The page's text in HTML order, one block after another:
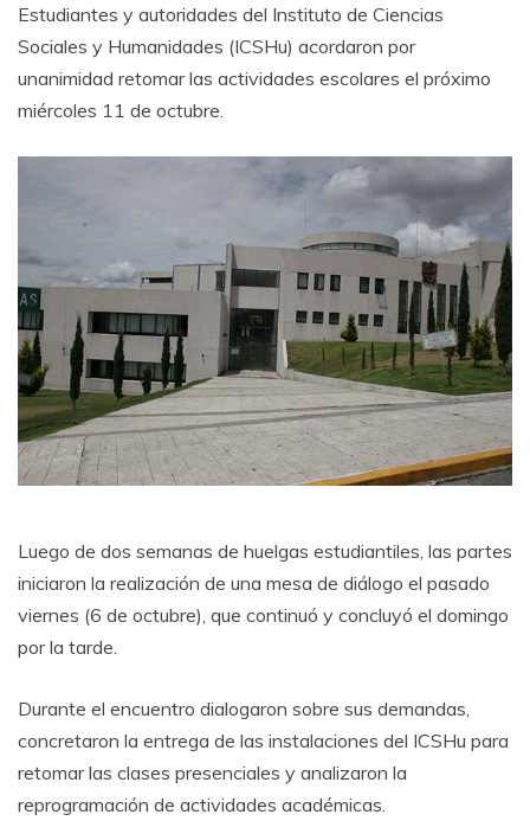
Estudiantes y autoridades del Instituto de Ciencias
Sociales y Humanidades (ICSHu) acordaron por
unanimidad retomar las actividades escolares el próximo
miércoles 11 de octubre.
Luego de dos semanas de huelgas estudiantiles, las partes
iniciaron la realización de una mesa de diálogo el pasado
viernes (6 de octubre), que continuó y concluyó el domingo
por la tarde.
Durante el encuentro dialogaron sobre sus demandas,
concretaron la entrega de las instalaciones del ICSHu para
retomar las clases presenciales y analizaron la
reprogramación de actividades académicas.